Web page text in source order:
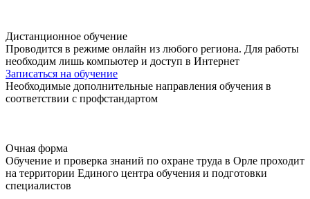
Дистанционное обучение
Проводится в режиме онлайн из любого региона. Для работы
необходим лишь компьютер и доступ в Интернет
Записаться на обучение
Необходимые дополнительные направления обучения в
соответствии с профстандартом
Очная форма
Обучение и проверка знаний по охране труда в Орле проходит
на территории Единого центра обучения и подготовки
специалистов